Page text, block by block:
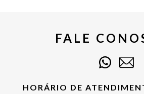
FALE
HORÁRIO DE